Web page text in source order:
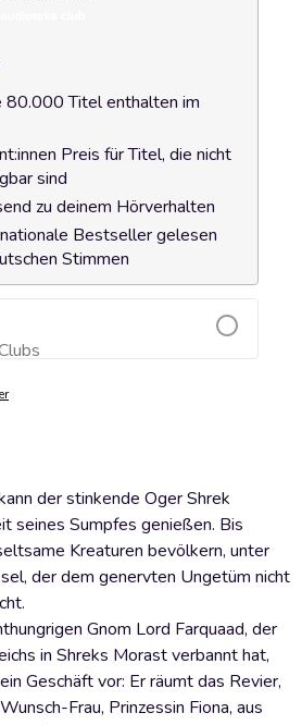
80.000 Titel enthalten im
Preis für Titel, die nicht
sind
zu deinem Hörverhalten
Bestseller gelesen
Stimmen
hinzufügen
der stinkende Oger Shrek
seines Sumpfes genießen. Bis
Kreaturen bevölkern, unter
der dem genervten Ungetüm nicht
Gnom Lord Farquaad, der
in Shreks Morast verbannt hat,
Geschäft vor: Er räumt das Revier,
Frau, Prinzessin Fiona, aus